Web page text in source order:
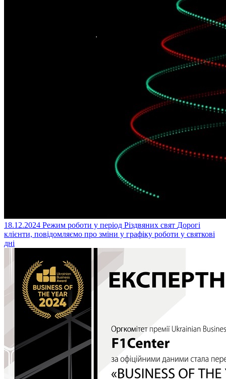
18.12.2024 Режим роботи у період Різдвяних свят Дорогі
клієнти, повідомляємо про зміни у графіку роботи у святкові
дні